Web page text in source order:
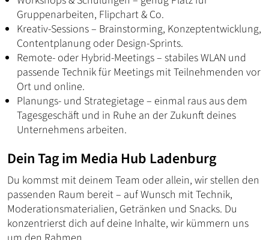
Gruppenarbeiten, Flipchart & Co.
Kreativ-Sessions – Brainstorming, Konzeptentwicklung,
Contentplanung oder Design-Sprints.
Remote- oder Hybrid-Meetings – stabiles WLAN und
passende Technik für Meetings mit Teilnehmenden vor
Ort und online.
Planungs- und Strategietage – einmal raus aus dem
Tagesgeschäft und in Ruhe an der Zukunft deines
Unternehmens arbeiten.
Dein Tag im Media Hub Ladenburg
Du kommst mit deinem Team oder allein, wir stellen den
passenden Raum bereit – auf Wunsch mit Technik,
Moderationsmaterialien, Getränken und Snacks. Du
konzentrierst dich auf deine Inhalte, wir kümmern uns